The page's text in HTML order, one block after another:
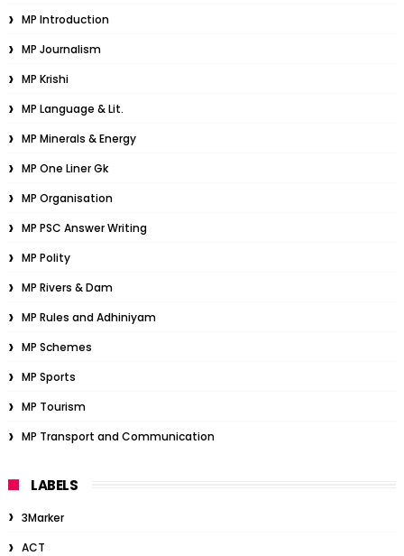
MP Introduction
MP Journalism
MP Krishi
MP Language & Lit.
MP Minerals & Energy
MP One Liner Gk
MP Organisation
MP PSC Answer Writing
MP Polity
MP Rivers & Dam
MP Rules and Adhiniyam
MP Schemes
MP Sports
MP Tourism
MP Transport and Communication
LABELS
3Marker
ACT